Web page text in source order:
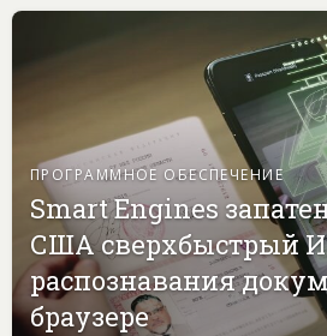
ПРОГРАММНОЕ ОБЕСПЕЧЕНИЕ
Smart Engines
США сверхбыстрый
распознавания
браузере